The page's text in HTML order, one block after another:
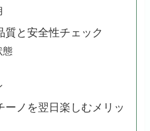
質と安全性チェック
態
ーノを翌日楽しむメリッ